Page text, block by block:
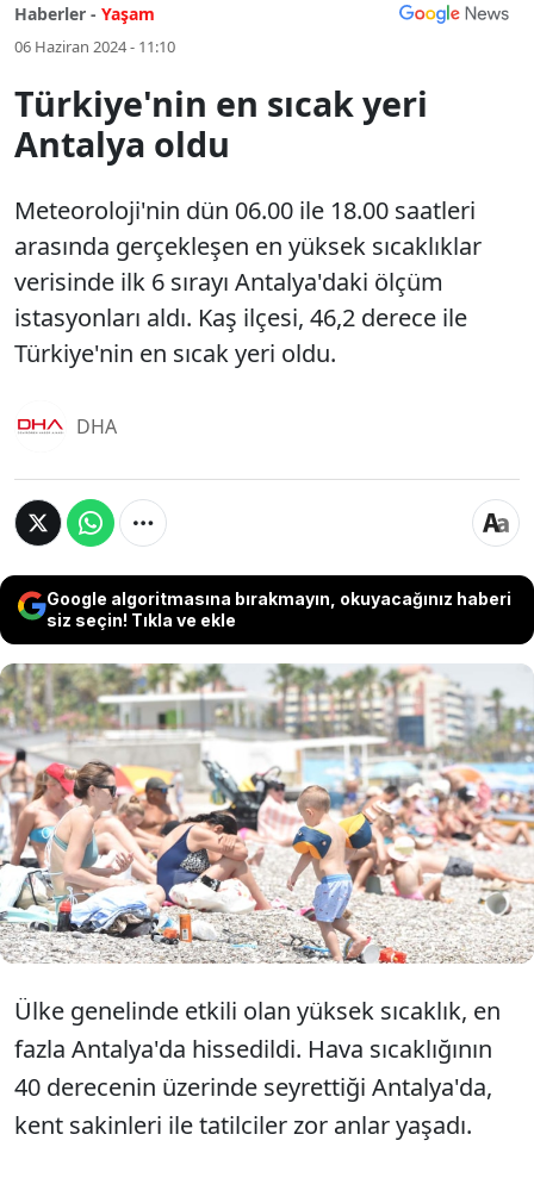
Haberler - Yaşam
06 Haziran 2024 - 11:10
Türkiye'nin en sıcak yeri
Antalya oldu
Meteoroloji'nin dün 06.00 ile 18.00 saatleri
arasında gerçekleşen en yüksek sıcaklıklar
verisinde ilk 6 sırayı Antalya'daki ölçüm
istasyonları aldı. Kaş ilçesi, 46,2 derece ile
Türkiye'nin en sıcak yeri oldu.
DHA
Google algoritmasına bırakmayın, okuyacağınız haberi
siz seçin! Tıkla ve ekle
Meteoroloji'nin dün 06.00 ile 18.00 saatleri
arasında gerçekleşen en yüksek sıcaklıklar
verisinde ilk 6 sırayı Antalya'daki ölçüm
istasyonları aldı. Kaş ilçesi, 46,2 derece ile
Türkiye'nin en sıcak yeri oldu.
Ülke genelinde etkili olan yüksek sıcaklık, en
fazla Antalya'da hissedildi. Hava sıcaklığının
40 derecenin üzerinde seyrettiği Antalya'da,
kent sakinleri ile tatilciler zor anlar yaşadı.